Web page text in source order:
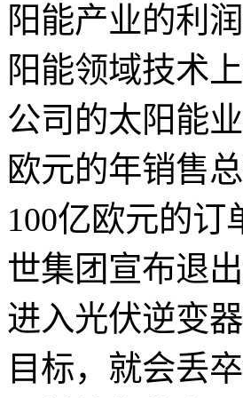
阳能产业的利
阳能领域技术
公司的太阳能
欧元的年销售
100亿欧元的订
世集团宣布退
进入光伏逆变
目标，就会丢